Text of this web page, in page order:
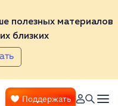
полезных материалов
близких
Поддержать